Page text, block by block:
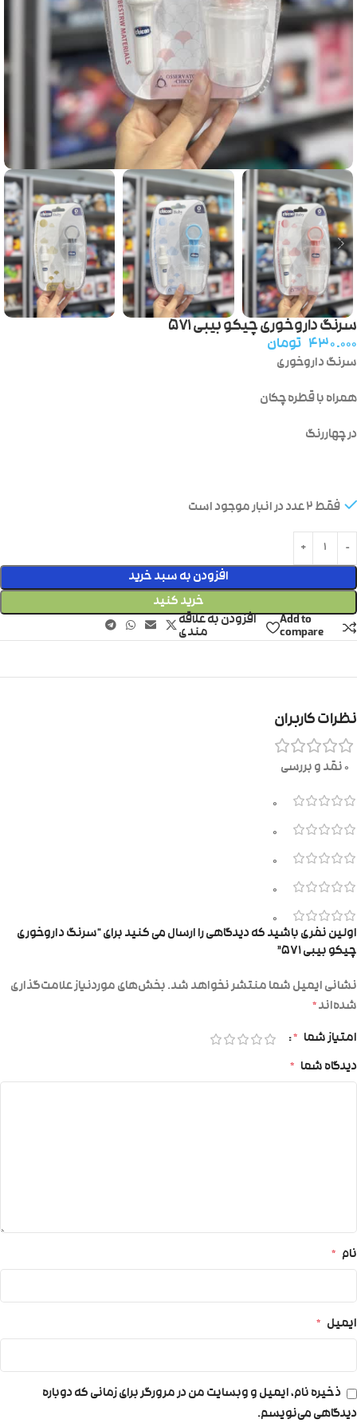
سرنگ داروخوری چیکو بیبی ۵۷۱
۴۳۰.۰۰۰ تومان
سرنگ داروخوری
همراه با قطره چکان
در چهاررنگ
فقط 2 عدد در انبار موجود است
افزودن به سبد خرید
خرید کنید
Add to
compare
افزودن به علاقه
مندی
نظرات کاربران
0 نقد و بررسی
0
0
0
0
0
اولین نفری باشید که دیدگاهی را ارسال می کنید برای “سرنگ داروخوری
چیکو بیبی ۵۷۱”
نشانی ایمیل شما منتشر نخواهد شد.بخش‌های موردنیاز علامت‌گذاری
شده‌اند*
امتیاز شما *
دیدگاه شما *
نام *
ایمیل *
ذخیره نام، ایمیل و وبسایت من در مرورگر برای زمانی که دوباره
دیدگاهی می‌نویسم.